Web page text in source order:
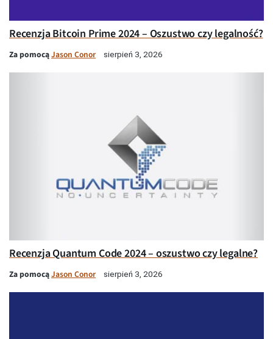
Recenzja Bitcoin Prime 2024 – Oszustwo czy legalność?
Za pomocąJason Conor sierpień 3, 2026
Recenzja Quantum Code 2024 – oszustwo czy legalne?
Za pomocąJason Conor sierpień 3, 2026